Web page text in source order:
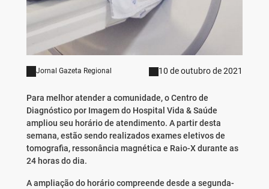
Jornal Gazeta Regional 10 de outubro de 2021
Para melhor atender a comunidade, o Centro de
Diagnóstico por Imagem do Hospital Vida & Saúde
ampliou seu horário de atendimento. A partir desta
semana, estão sendo realizados exames eletivos de
tomografia, ressonância magnética e Raio-X durante as
24 horas do dia.
A ampliação do horário compreende desde a segunda-